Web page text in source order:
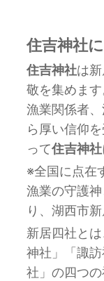
住吉神社
住吉神社は
敬を集めま
漁業関係者
ら厚い信仰
って住吉神社
※全国に点在
漁業の守護
り、湖西市
新居四社と
神社」「諏
社」の四つの